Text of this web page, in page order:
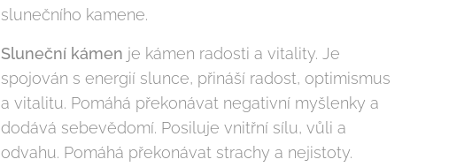
slunečního kamene.
Sluneční kámen je kámen radosti a vitality. Je
spojován s energií slunce, přináší radost, optimismus
a vitalitu. Pomáhá překonávat negativní myšlenky a
dodává sebevědomí. Posiluje vnitřní sílu, vůli a
odvahu. Pomáhá překonávat strachy a nejistoty.